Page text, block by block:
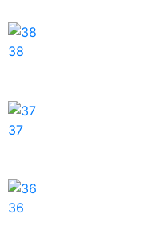
38
37
36